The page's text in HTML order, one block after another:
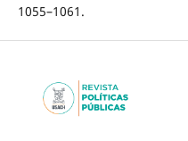
1055–1061.